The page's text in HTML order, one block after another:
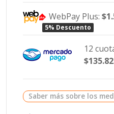
WebPay Plus:
5% Descuento
12
Saber más sobre los